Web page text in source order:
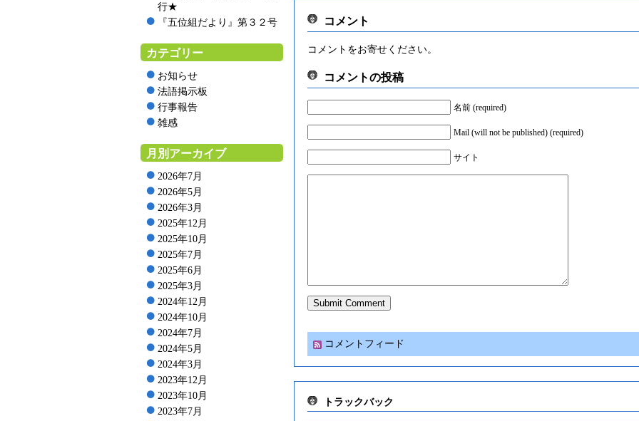
行★
『五位組だより』第３２号
カテゴリー
お知らせ
法語掲示板
行事報告
雑感
月別アーカイブ
2026年7月
2026年5月
2026年3月
2025年12月
2025年10月
2025年7月
2025年6月
2025年3月
2024年12月
2024年10月
2024年7月
2024年5月
2024年3月
2023年12月
2023年10月
2023年7月
コメント
コメントをお寄せください。
コメントの投稿
名前 (required)
Mail (will not be published) (required)
サイト
コメントフィード
トラックバック